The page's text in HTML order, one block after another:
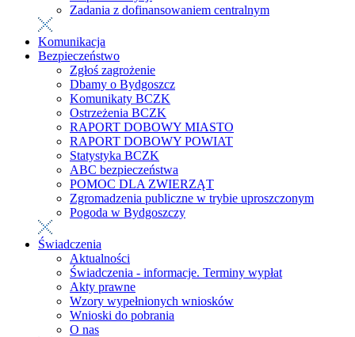
Zadania z dofinansowaniem centralnym
Komunikacja
Bezpieczeństwo
Zgłoś zagrożenie
Dbamy o Bydgoszcz
Komunikaty BCZK
Ostrzeżenia BCZK
RAPORT DOBOWY MIASTO
RAPORT DOBOWY POWIAT
Statystyka BCZK
ABC bezpieczeństwa
POMOC DLA ZWIERZĄT
Zgromadzenia publiczne w trybie uproszczonym
Pogoda w Bydgoszczy
Świadczenia
Aktualności
Świadczenia - informacje. Terminy wypłat
Akty prawne
Wzory wypełnionych wniosków
Wnioski do pobrania
O nas